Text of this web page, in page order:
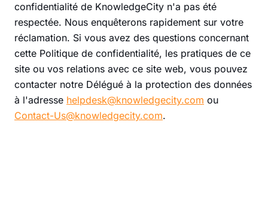
confidentialité de KnowledgeCity n'a pas été
respectée. Nous enquêterons rapidement sur votre
réclamation. Si vous avez des questions concernant
cette Politique de confidentialité, les pratiques de ce
site ou vos relations avec ce site web, vous pouvez
contacter notre Délégué à la protection des données
à l'adresse helpdesk@knowledgecity.com ou
Contact-Us@knowledgecity.com.